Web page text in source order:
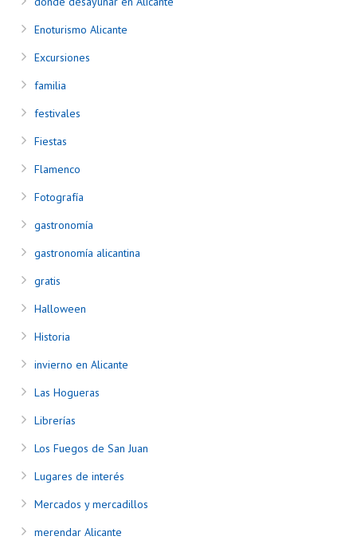
Enoturismo Alicante
Excursiones
familia
festivales
Fiestas
Flamenco
Fotografía
gastronomía
gastronomía alicantina
gratis
Halloween
Historia
invierno en Alicante
Las Hogueras
Librerías
Los Fuegos de San Juan
Lugares de interés
Mercados y mercadillos
merendar Alicante